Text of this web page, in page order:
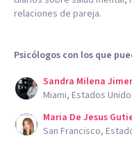
relaciones de pareja.
Psicólogos con los que
Sandra Milena
Miami, Estados
Maria De Jesus
San Francisco,